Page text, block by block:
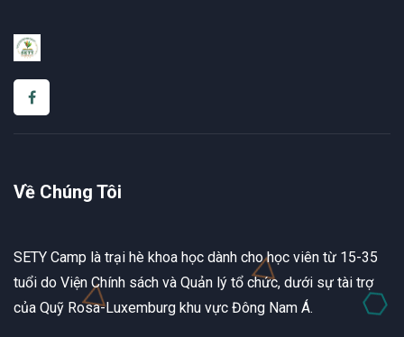
Về Chúng Tôi
SETY Camp là trại hè khoa học dành cho học viên từ 15-35
tuổi do Viện Chính sách và Quản lý tổ chức, dưới sự tài trợ
của Quỹ Rosa-Luxemburg khu vực Đông Nam Á.